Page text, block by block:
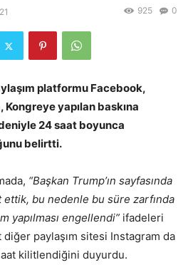
0
925
platformu Facebook,
Kongreye yapılan baskına
24 saat boyunca
belirtti.
“Başkan Trump’ın sayfasında
bu nedenle bu süre zarfında
yapılması engellendi” ifadeleri
diğer paylaşım sitesi Instagram da
kilitlendiğini duyurdu.